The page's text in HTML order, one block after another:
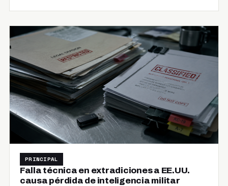
PRINCIPAL
Falla técnica en extradiciones a EE.UU.
causa pérdida de inteligencia militar